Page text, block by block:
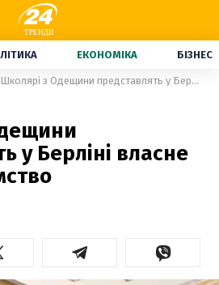
ЕКОНОМІКА БІЗНЕС
Школярі з Одещини представлять у Берліні власне екопідприємство
у Берліні власне